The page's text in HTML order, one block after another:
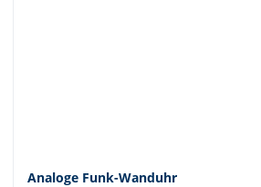
Analoge Funk-Wanduhr